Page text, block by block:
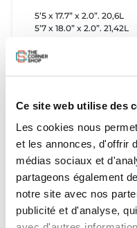
Ce site web utilise des
Les cookies nous
et les annonces, d'offrir
médias sociaux et
partageons également
notre site avec nos
publicité et d'analyse,
5’5 x 17.7” x 2.0”. 20,6L
5’7 x 18.0” x 2.0”. 21,42L
La board pèse environ
5’7: 75/90kg / 170-185cm
5’9: +90kg / 180-200cm